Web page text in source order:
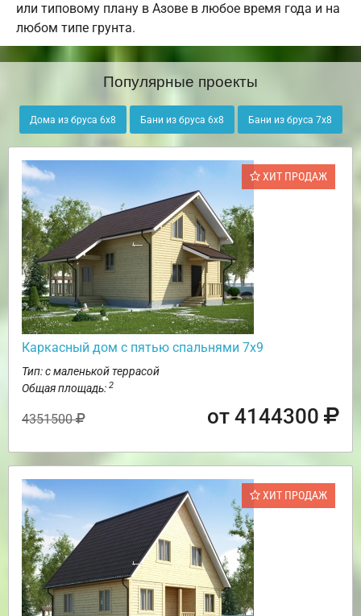
или типовому плану в Азове в любое время года и на
любом типе грунта.
Популярные проекты
Дома из бруса 6х8 Бани из бруса 6х8 Бани из бруса 7х8
ХИТ ПРОДАЖ
Каркасный дом с пятью спальнями 7х9
Тип: с маленькой террасой
Общая площадь: 2
4351500 от 4144300
ХИТ ПРОДАЖ